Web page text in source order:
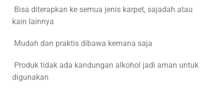
Bisa diterapkan ke semua jenis karpet, sajadah atau
kain lainnya
Mudah dan praktis dibawa kemana saja
Produk tidak ada kandungan alkohol jadi aman untuk
digunakan